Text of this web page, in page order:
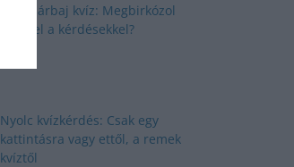
Elmepárbaj kvíz: Megbirkózol
ezekkel a kérdésekkel?
Nyolc kvízkérdés: Csak egy
kattintásra vagy ettől, a remek
kvíztől